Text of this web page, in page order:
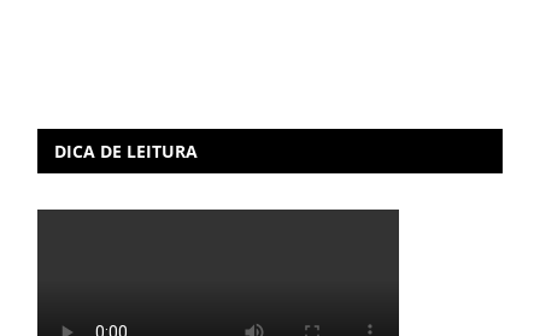
DICA DE LEITURA